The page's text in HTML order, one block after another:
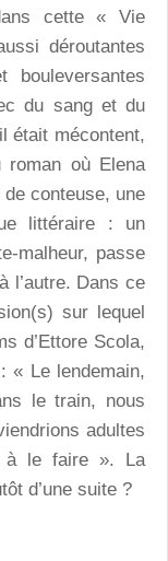
cette « Vie
déroutantes
bouleversantes
du sang et du
était mécontent,
où Elena
conteuse, une
littéraire : un
malheur, passe
l’autre. Dans ce
sur lequel
d’Ettore Scola,
« Le lendemain,
le train, nous
adultes
à le faire ». La
d’une suite ?